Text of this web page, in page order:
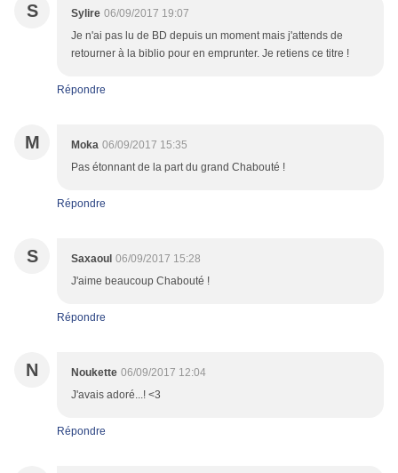
S Sylire 06/09/2017 19:07
Je n'ai pas lu de BD depuis un moment mais j'attends de
retourner à la biblio pour en emprunter. Je retiens ce titre !
Répondre
M Moka 06/09/2017 15:35
Pas étonnant de la part du grand Chabouté !
Répondre
S Saxaoul 06/09/2017 15:28
J'aime beaucoup Chabouté !
Répondre
N Noukette 06/09/2017 12:04
J'avais adoré...! <3
Répondre